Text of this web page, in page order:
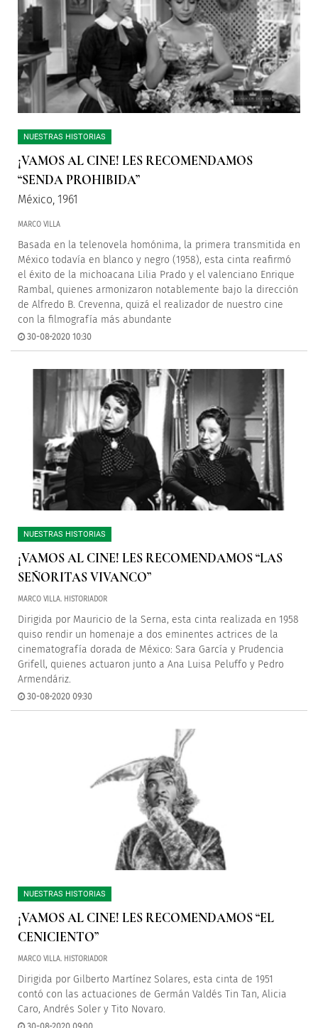
NUESTRAS HISTORIAS
¡VAMOS AL CINE! LES RECOMENDAMOS
“SENDA PROHIBIDA”
México, 1961
MARCO VILLA
Basada en la telenovela homónima, la primera transmitida en
México todavía en blanco y negro (1958), esta cinta reafirmó
el éxito de la michoacana Lilia Prado y el valenciano Enrique
Rambal, quienes armonizaron notablemente bajo la dirección
de Alfredo B. Crevenna, quizá el realizador de nuestro cine
con la filmografía más abundante
30-08-2020 10:30
NUESTRAS HISTORIAS
¡VAMOS AL CINE! LES RECOMENDAMOS “LAS
SEÑORITAS VIVANCO”
MARCO VILLA. HISTORIADOR
Dirigida por Mauricio de la Serna, esta cinta realizada en 1958
quiso rendir un homenaje a dos eminentes actrices de la
cinematografía dorada de México: Sara García y Prudencia
Grifell, quienes actuaron junto a Ana Luisa Peluffo y Pedro
Armendáriz.
30-08-2020 09:30
NUESTRAS HISTORIAS
¡VAMOS AL CINE! LES RECOMENDAMOS “EL
CENICIENTO”
MARCO VILLA. HISTORIADOR
Dirigida por Gilberto Martínez Solares, esta cinta de 1951
contó con las actuaciones de Germán Valdés Tin Tan, Alicia
Caro, Andrés Soler y Tito Novaro.